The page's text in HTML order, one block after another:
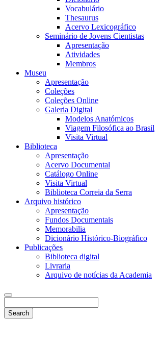
Vocabulário
Thesaurus
Acervo Lexicográfico
Seminário de Jovens Cientistas
Apresentação
Atividades
Membros
Museu
Apresentação
Coleções
Coleções Online
Galeria Digital
Modelos Anatómicos
Viagem Filosófica ao Brasil
Visita Virtual
Biblioteca
Apresentação
Acervo Documental
Catálogo Online
Visita Virtual
Biblioteca Correia da Serra
Arquivo histórico
Apresentação
Fundos Documentais
Memorabilia
Dicionário Histórico-Biográfico
Publicações
Biblioteca digital
Livraria
Arquivo de notícias da Academia